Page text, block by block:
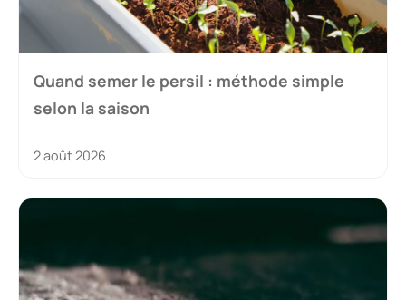
Quand semer le persil : méthode simple
selon la saison
2 août 2026